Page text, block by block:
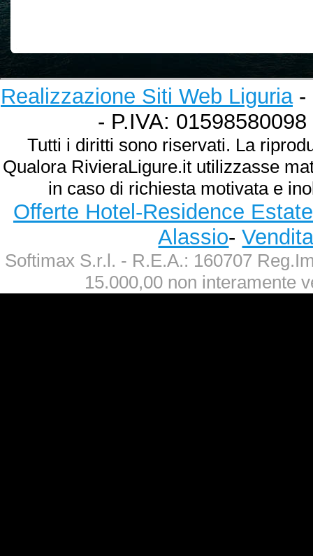
Realizzazione Siti Web Liguria-
- P.IVA:
Tutti i diritti sono riservati. La
Qualora RivieraLigure.it utilizzasse
in caso di richiesta motivata e
Offerte Hotel-Residence
Alassio-
Softimax S.r.l. - R.E.A.: 160707
15.000,00 non interamente